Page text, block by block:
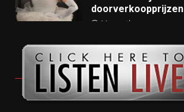
doorverkoopprijzen
11 months ago